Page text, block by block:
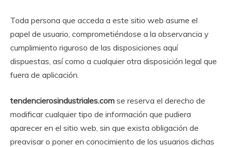
Toda persona que acceda a este sitio web asume el
papel de usuario, comprometiéndose a la observancia y
cumplimiento riguroso de las disposiciones aquí
dispuestas, así como a cualquier otra disposición legal que
fuera de aplicación.
tendencierosindustriales.com se reserva el derecho de
modificar cualquier tipo de información que pudiera
aparecer en el sitio web, sin que exista obligación de
preavisar o poner en conocimiento de los usuarios dichas